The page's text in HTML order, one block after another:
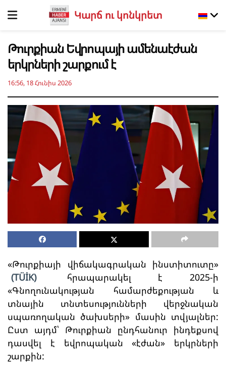
Կարճ ու կոնկրետ
Թուրքիան Եվրոպայի ամենաէժան
երկրների շարքում է
16:56, 18 Հունիս 2026
«Թուրքիայի վիճակագրական ինստիտուտը»
(TÜİK)
հրապարակել է 2025-ի
«Գնողունակության համարժեքության և
տնային տնտեսությունների վերջնական
սպառողական ծախսերի» մասին տվյալներ:
Ըստ այդմ՝ Թուրքիան ընդհանուր ինդեքսով
դասվել է եվրոպական «էժան» երկրների
շարքին: